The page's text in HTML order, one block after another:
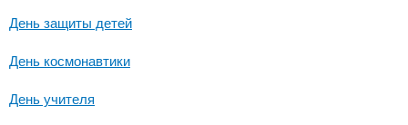
День защиты детей
День космонавтики
День учителя